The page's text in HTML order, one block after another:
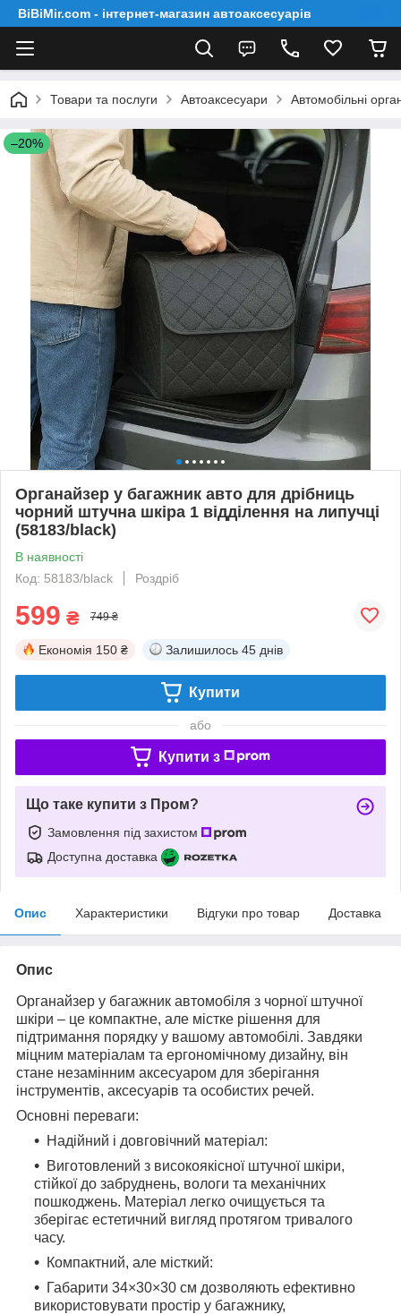
BiBiMir.com - інтернет-магазин автоаксесуарів
Товари та послуги Автоаксесуари Автомобільні
–20%
Органайзер у багажник авто для дрібниць
чорний штучна шкіра 1 відділення на липучці
(58183/black)
В наявності
Код: 58183/black
Роздріб
599 ₴ 749 ₴
Економія 150 ₴ Залишилось 45 днів
Купити
або
Купити з
Що таке купити з Пром?
Замовлення під захистом
Доступна доставка
Опис Характеристики Відгуки про товар Доставка
Опис
Органайзер у багажник автомобіля з чорної штучної
шкіри – це компактне, але містке рішення для
підтримання порядку у вашому автомобілі. Завдяки
міцним матеріалам та ергономічному дизайну, він
стане незамінним аксесуаром для зберігання
інструментів, аксесуарів та особистих речей.
Основні переваги:
Надійний і довговічний матеріал:
Виготовлений з високоякісної штучної шкіри,
стійкої до забруднень, вологи та механічних
пошкоджень. Матеріал легко очищується та
зберігає естетичний вигляд протягом тривалого
часу.
Компактний, але місткий:
Габарити 34×30×30 см дозволяють ефективно
використовувати простір у багажнику,